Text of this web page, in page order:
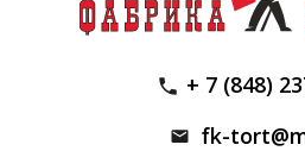
+ 7 (848)
fk-